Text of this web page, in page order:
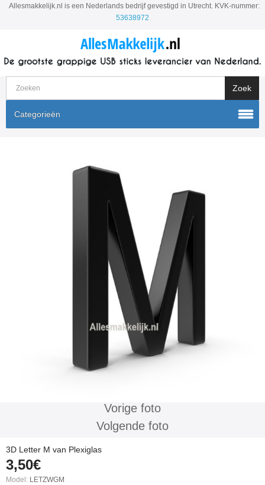
Allesmakkelijk.nl is een Nederlands bedrijf gevestigd in Utrecht. KVK-nummer:
53638972
Categorieën
Vorige foto
Volgende foto
3D Letter M van Plexiglas
3,50€
Model: LETZWGM